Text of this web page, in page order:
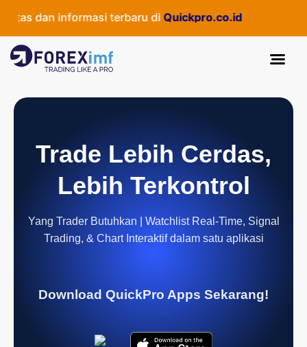
dan informasi terbaru diQuickpro.co.id
Trade Lebih Cerdas,
Lebih Terkontrol
Yang Trader Butuhkan | Watchlist Real-Time, Signal
Trading, & Chart Interaktif dalam satu aplikasi
Download QuickPro Apps Sekarang!